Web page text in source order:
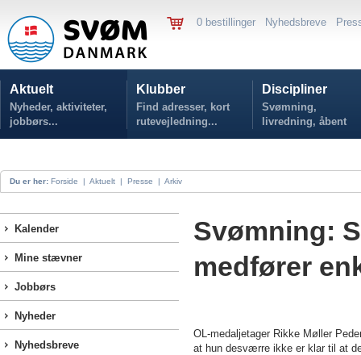
0 bestillinger Nyhedsbreve
Aktuelt
Nyheder, aktiviteter,
jobbørs...
Klubber
Find adresser, kort
rutevejledning...
Discipliner
Svømning,
livredning, åbent
vand...
Du er her: Forside | Aktuelt | Presse | Arkiv
Kalender
Mine stævner
Jobbørs
Nyheder
Nyhedsbreve
Svømning:
medfører
OL-medaljetager Rikke Møller
at hun desværre ikke er klar til at